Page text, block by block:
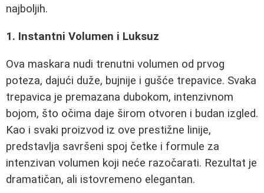
najboljih.
1. Instantni Volumen i Luksuz
Ova maskara nudi trenutni volumen od prvog
poteza, dajući duže, bujnije i gušće trepavice. Svaka
trepavica je premazana dubokom, intenzivnom
bojom, što očima daje širom otvoren i budan izgled.
Kao i svaki proizvod iz ove prestižne linije,
predstavlja savršeni spoj četke i formule za
intenzivan volumen koji neće razočarati. Rezultat je
dramatičan, ali istovremeno elegantan.